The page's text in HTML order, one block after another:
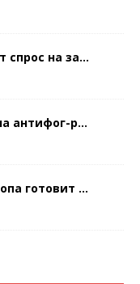
на за...
антифог-р...
готовит ...